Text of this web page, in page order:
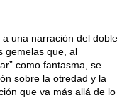
a una narración del doble
gemelas que, al
como fantasma, se
sobre la otredad y la
que va más allá de lo